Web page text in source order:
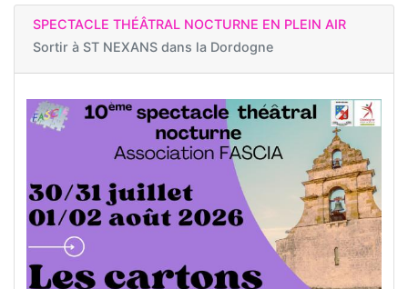
SPECTACLE THÉÂTRAL NOCTURNE EN PLEIN AIR
Sortir à ST NEXANS dans la Dordogne